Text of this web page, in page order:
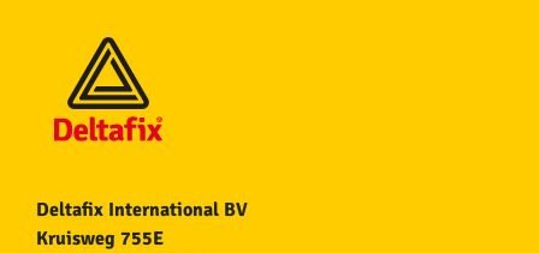
Deltafix International BV
Kruisweg 755E